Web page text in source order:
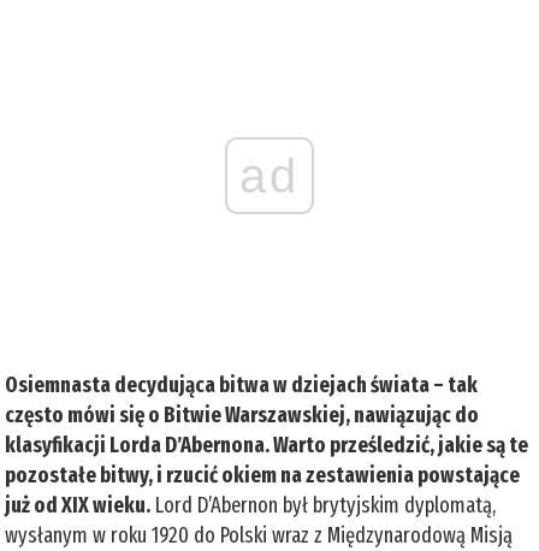
ad
Osiemnasta decydująca bitwa w dziejach świata – tak
często mówi się o Bitwie Warszawskiej, nawiązując do
klasyfikacji Lorda D’Abernona. Warto prześledzić, jakie są te
pozostałe bitwy, i rzucić okiem na zestawienia powstające
już od XIX wieku. Lord D’Abernon był brytyjskim dyplomatą,
wysłanym w roku 1920 do Polski wraz z Międzynarodową Misją